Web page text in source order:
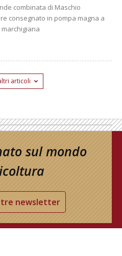
combinata di Maschio
consegnato in pompa magna a
articoli
sul mondo
newsletter